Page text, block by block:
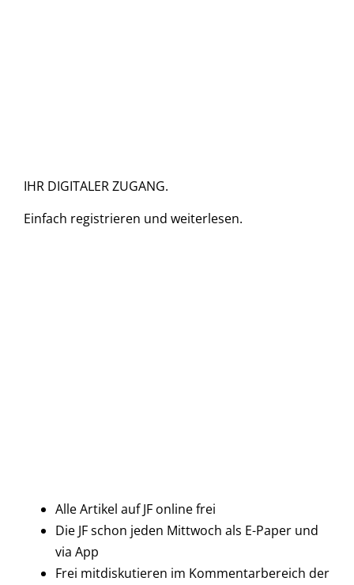
IHR DIGITALER ZUGANG.
Einfach registrieren und weiterlesen.
Alle Artikel auf JF online frei
Die JF schon jeden Mittwoch als E-Paper und
via App
Frei mitdiskutieren im Kommentarbereich der